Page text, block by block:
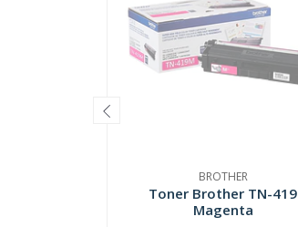
BROTHER
Toner Brother TN-419
Magenta